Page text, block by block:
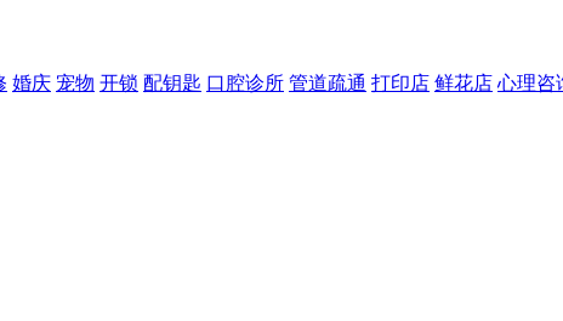
婚庆 宠物 开锁 配钥匙 口腔诊所 管道疏通 打印店 鲜花店 心理咨